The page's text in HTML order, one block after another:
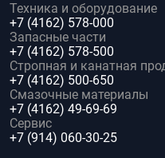
Техника и оборудование
+7 (4162) 578-000
Запасные части
+7 (4162) 578-500
Стропная и канатная
+7 (4162) 500-650
Смазочные материалы
+7 (4162) 49-69-69
Сервис
+7 (914) 060-30-25